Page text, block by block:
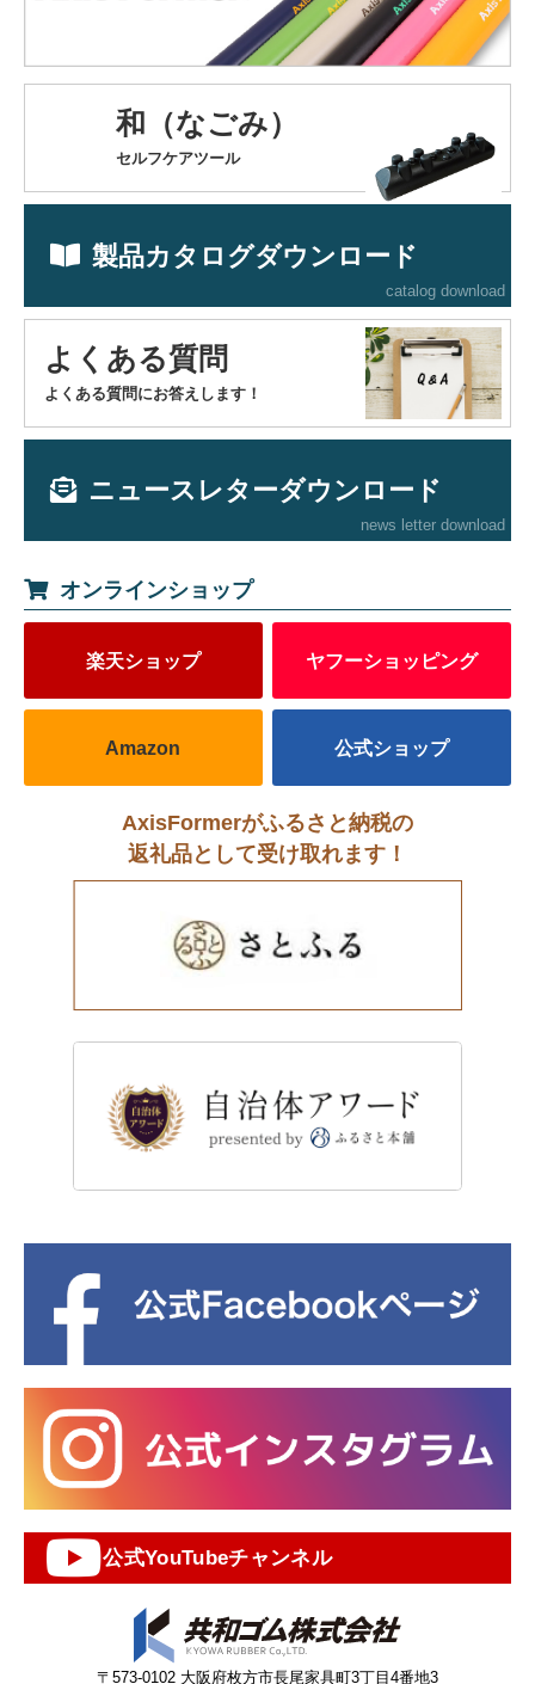
和（なごみ）
セルフケアツール
製品カタログダウンロード
catalog download
よくある質問
よくある質問にお答えします！
ニュースレターダウンロード
news letter download
オンラインショップ
楽天ショップ ヤフーショッピング
Amazon 公式ショップ
AxisFormerがふるさと納税の
返礼品として受け取れます！
公式YouTubeチャンネル
〒573-0102 大阪府枚方市長尾家具町3丁目4番地3